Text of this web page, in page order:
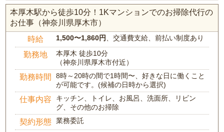
本厚木駅から徒歩10分！1Kマンションでのお掃除代行の
お仕事（神奈川県厚木市）
時給 1,500〜1,860円 、交通費支給、前払い制度あり
勤務地
本厚木 徒歩10分
（神奈川県厚木市付近）
勤務時間
8時～20時の間で1時間〜、好きな日に働くこと
が可能です。(候補の日時から選択)
仕事内容
キッチン、トイレ、お風呂、洗面所、リビン
グ、その他のお掃除
契約形態 業務委託